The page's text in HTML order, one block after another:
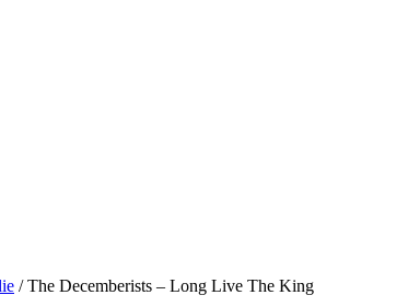
/ The Decemberists – Long Live The King